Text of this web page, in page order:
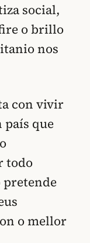
social,
o brillo
nos
con vivir
país que
todo
pretende
o mellor